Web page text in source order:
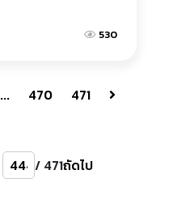
530
... 470 471
/ 471ถัดไป